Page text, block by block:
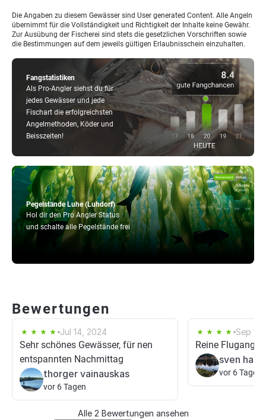
Pegelstände Luhe (Luhdorf)
Hol dir den Pro Angler Status
und schalte alle Pegelstände frei
Fangstatistiken
Als Pro-Angler siehst du für
jedes Gewässer und jede
Fischart die erfolgreichsten
Angelmethoden, Köder und
Beisszeiten!
Die Angaben zu diesem Gewässer sind User generated Content. Alle Angeln
übernimmt für die Vollständigkeit und Richtigkeit der Inhalte keine Gewähr.
Zur Ausübung der Fischerei sind stets die gesetzlichen Vorschriften sowie
die Bestimmungen auf dem jeweils gültigen Erlaubnisschein einzuhalten.
Bewertungen
Jul 14, 2024
Sehr schönes Gewässer, für nen
entspannten Nachmittag
thorger vainauskas
vor 6 Tagen
Sep 11,
Reine
sven
vor 6 Tagen
Alle 2 Bewertungen ansehen